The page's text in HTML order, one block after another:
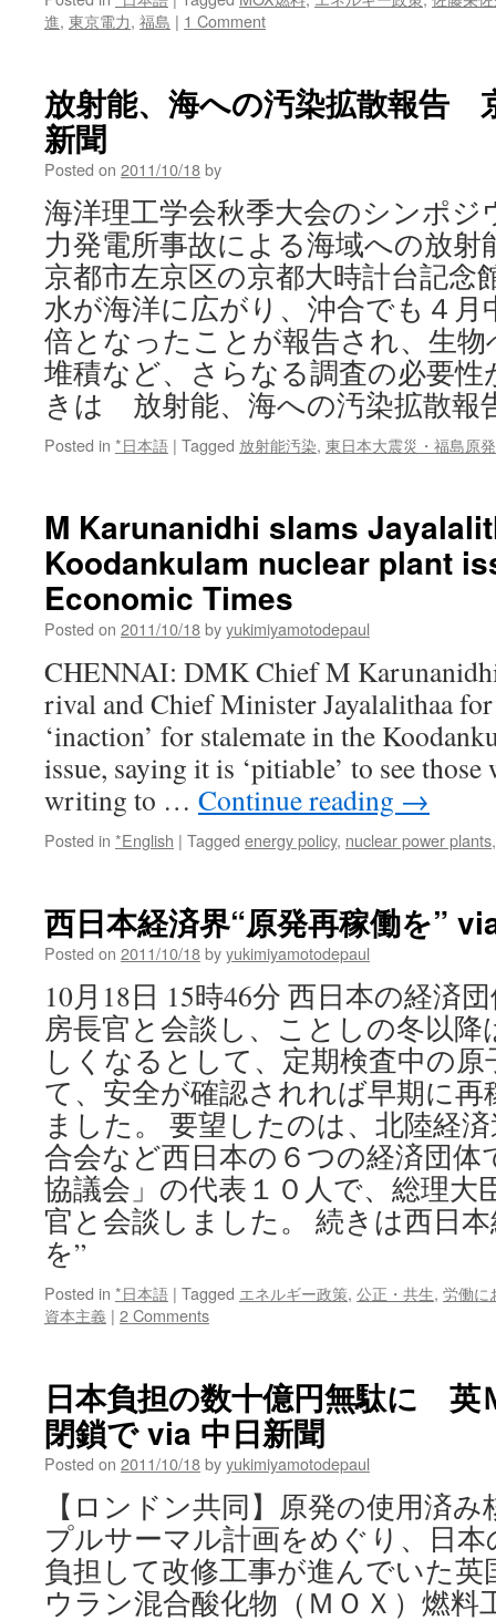
進, 東京電力, 福島 | 1 Comment
放射能、海への汚染拡散報告
新聞
Posted on 2011/10/18by
海洋理工学会秋季大会のシンポジ
力発電所事故による海域への放射
京都市左京区の京都大時計台記念
水が海洋に広がり、沖合でも４月
倍となったことが報告され、生
堆積など、さらなる調査の必要性
きは 放射能、海への汚染拡散
Posted in *日本語 | Tagged 放射能汚染, 東日本大震災・福島原発
M Karunanidhi slams
Koodankulam nuclear plant
Economic Times
Posted on 2011/10/18byyukimiyamotodepaul
CHENNAI: DMK Chief M
rival and Chief Minister Jayalalithaa
‘inaction’ for stalemate in the
issue, saying it is ‘pitiable’ to see
writing to … Continue reading →
Posted in *English | Tagged energy policy, nuclear power plants
西日本経済界“原発再稼働を”
Posted on 2011/10/18byyukimiyamotodepaul
10月18日 15時46分 西日本の経済
房長官と会談し、ことしの冬以降
しくなるとして、定期検査中の
て、安全が確認されれば早期に
ました。 要望したのは、北陸経
合会など西日本の６つの経済団体
協議会」の代表１０人で、総理大
官と会談しました。 続きは西日
を”
Posted in *日本語 | Tagged エネルギー政策, 公正・共生, 労働に
資本主義 | 2 Comments
日本負担の数十億円無駄に 英
閉鎖で via 中日新聞
Posted on 2011/10/18byyukimiyamotodepaul
【ロンドン共同】原発の使用済
プルサーマル計画をめぐり、日
負担して改修工事が進んでいた
ウラン混合酸化物（ＭＯＸ）燃料